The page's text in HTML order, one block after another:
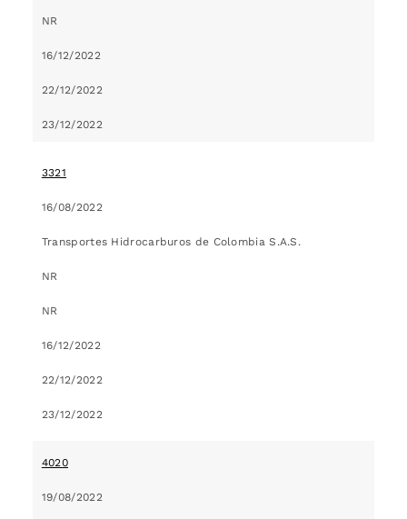
NR
16/12/2022
22/12/2022
23/12/2022
3321
16/08/2022
Transportes Hidrocarburos de Colombia S.A.S.
NR
NR
16/12/2022
22/12/2022
23/12/2022
4020
19/08/2022